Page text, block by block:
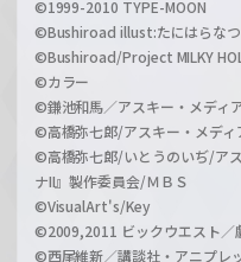
©1999-2010 TYPE-MOON
©Bushiroad illust:たにはらなつ
©Bushiroad/Project MILKY
©カラー
©鎌池和馬／アスキー・メディ
©高橋弥七郎/アスキー・メデ
©高橋弥七郎/いとうのいぢ/ア
ナII』製作委員会/ＭＢＳ
©VisualArt's/Key
©2009,2011 ビックウエスト／
©西尾維新／講談社・アニプレ